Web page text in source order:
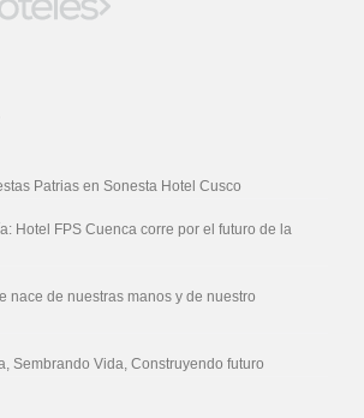
Patrias en Sonesta Hotel Cusco
Hotel FPS Cuenca corre por el futuro de la
nace de nuestras manos y de nuestro
Sembrando Vida, Construyendo futuro